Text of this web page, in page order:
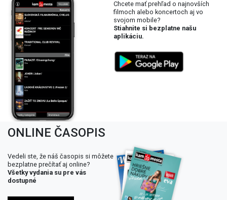
Chcete mať prehľad o najnovších
filmoch alebo koncertoch aj vo
svojom mobile?
Stiahnite si bezplatne našu
aplikáciu.
ONLINE ČASOPIS
Vedeli ste, že náš časopis si môžete
bezplatne prečítať aj online?
Všetky vydania su pre vás
dostupné